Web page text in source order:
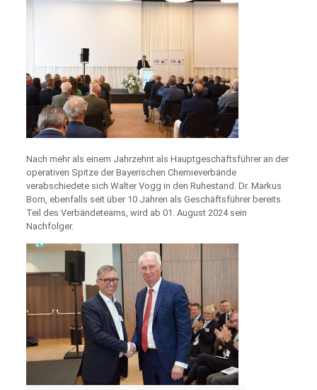
Nach mehr als einem Jahrzehnt als Hauptgeschäftsführer an der
operativen Spitze der Bayerischen Chemieverbände
verabschiedete sich Walter Vogg in den Ruhestand. Dr. Markus
Born, ebenfalls seit über 10 Jahren als Geschäftsführer bereits
Teil des Verbändeteams, wird ab 01. August 2024 sein
Nachfolger.